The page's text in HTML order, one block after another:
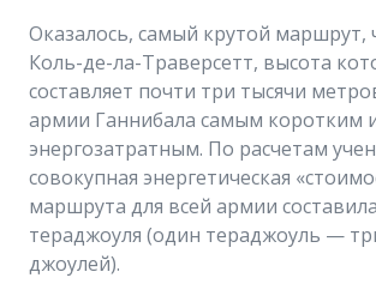
Оказалось, самый крутой маршрут,
Коль-де-ла-Траверсетт, высота
составляет почти три тысячи
армии Ганнибала самым коротким
энергозатратным. По расчетам
совокупная энергетическая
маршрута для всей армии
тераджоуля (один тераджоуль —
джоулей).